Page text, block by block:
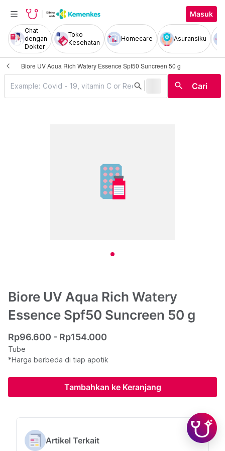
Masuk
Chat
dengan
Dokter
Toko
Kesehatan
Homecare Asuransiku
Biore UV Aqua Rich Watery Essence Spf50 Suncreen 50 g
search search Cari
Biore UV Aqua Rich Watery
Essence Spf50 Suncreen 50 g
Rp96.600 - Rp154.000
Tube
*Harga berbeda di tiap apotik
Tambahkan ke Keranjang
Artikel Terkait